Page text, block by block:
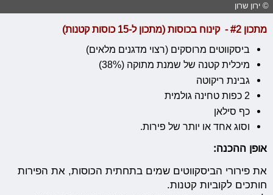
© ירון שרון
מתכון #2 - קינוח בכוסות (מתכון ל-15 כוסות קטנות)
ביסקווטים מרוסקים (רצוי מדגנים מלאים)
מיכלית קטנה של שמנת מתוקה (38%)
גבינת ריקוטה
2 כפות טחינה גולמית
כף סילאן
וסוג אחד או יותר של פירות.
אופן ההכנה:
את פירורי הביסקווטים שמים בתחתית הכוסות, את הפירות
חותכים לקוביות קטנות.